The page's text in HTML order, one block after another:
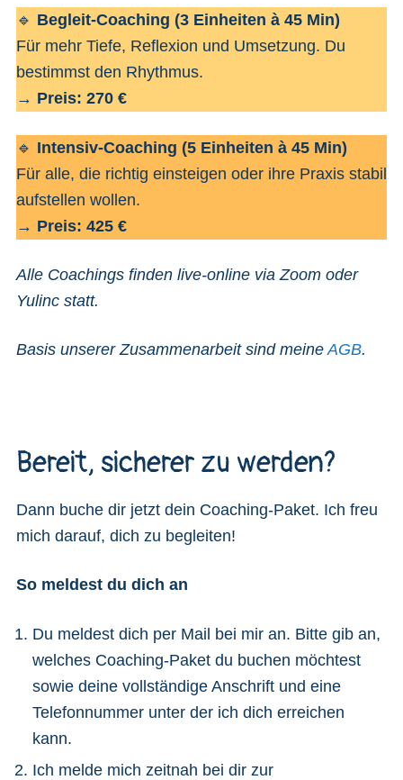
🔹 Begleit-Coaching (3 Einheiten à 45 Min)
Für mehr Tiefe, Reflexion und Umsetzung. Du
bestimmst den Rhythmus.
→ Preis: 270 €
🔹 Intensiv-Coaching (5 Einheiten à 45 Min)
Für alle, die richtig einsteigen oder ihre Praxis stabil
aufstellen wollen.
→ Preis: 425 €
Alle Coachings finden live-online via Zoom oder
Yulinc statt.
Basis unserer Zusammenarbeit sind meineAGB.
Bereit, sicherer zu werden?
Dann buche dir jetzt dein Coaching-Paket. Ich freu
mich darauf, dich zu begleiten!
So meldest du dich an
Du meldest dich per Mail bei mir an. Bitte gib an,
welches Coaching-Paket du buchen möchtest
sowie deine vollständige Anschrift und eine
Telefonnummer unter der ich dich erreichen
kann.
Ich melde mich zeitnah bei dir zur